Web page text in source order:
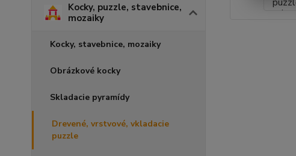
Kocky, puzzle, stavebnice,
mozaiky
Kocky, stavebnice, mozaiky
Obrázkové kocky
Skladacie pyramídy
Drevené, vrstvové, vkladacie
puzzle